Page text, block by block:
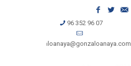
96 352 96 07
gonzaloanaya@gonzaloanaya.com